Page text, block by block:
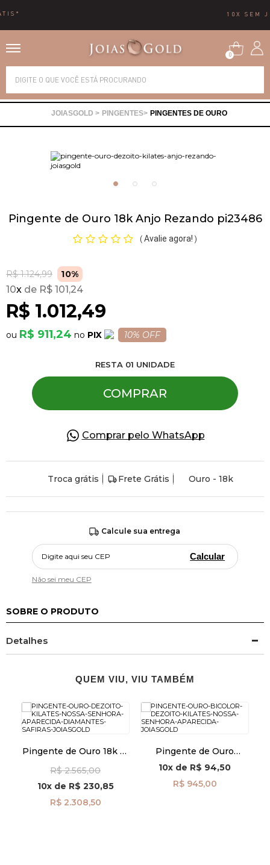
0
PINGENTES PINGENTES DE OURO
Pingente de Ouro 18k Anjo Rezando pi23486
( Avalie agora! )
R$ 1.124,99 10%
R$ 1.012,49
10x R$ 101,24
R$ 911,24 PIX 10% OFF
RESTA 01 UNIDADE
COMPRAR
Comprar pelo WhatsApp
Troca grátis Frete Grátis Ouro - 18k
Calcule sua entrega
Calcular
Não sei meu CEP
SOBRE O PRODUTO
Detalhes
QUEM VIU, VIU TAMBÉM
Pingente de Ouro 18k N.
Diamantes e Safiras
pi23679
R$ 2.565,00
10xde R$ 230,85
R$ 2.308,50
Pingente de Ouro
Bicolor 18k Nossa
Senhora Aparecida
pi21085
10x de R$ 94,50
R$ 945,00
Alianças
Brincos
Pingentes
Pulseiras
Piercing
Pedras Preciosas